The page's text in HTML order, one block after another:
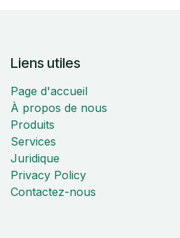
Liens utiles
Page d'accueil
À propos de nous
Produits
Services
Juridique
Privacy Policy
Contactez-nous